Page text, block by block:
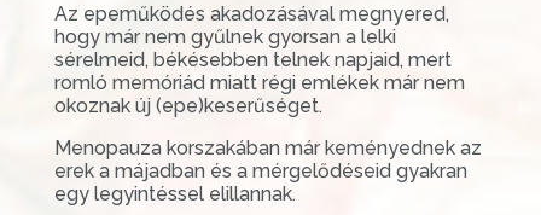
Az epeműködés akadozásával megnyered,
hogy már nem gyűlnek gyorsan a lelki
sérelmeid, békésebben telnek napjaid, mert
romló memóriád miatt régi emlékek már nem
okoznak új (epe)keserűséget.
Menopauza korszakában már keményednek az
erek a májadban és a mérgelődéseid gyakran
egy legyintéssel elillannak.